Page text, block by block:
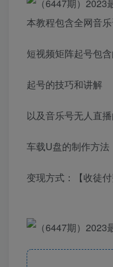
本教程包含全网音
短视频矩阵起号包
起号的技巧和讲解
以及音乐号无人直
车载U盘的制作方法
变现方式：【收徒